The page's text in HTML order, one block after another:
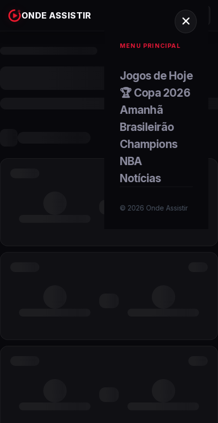
ONDE ASSISTIR
MENU PRINCIPAL
Jogos de Hoje
🏆 Copa 2026
Amanhã
Brasileirão
Champions
NBA
Notícias
© 2026 Onde Assistir